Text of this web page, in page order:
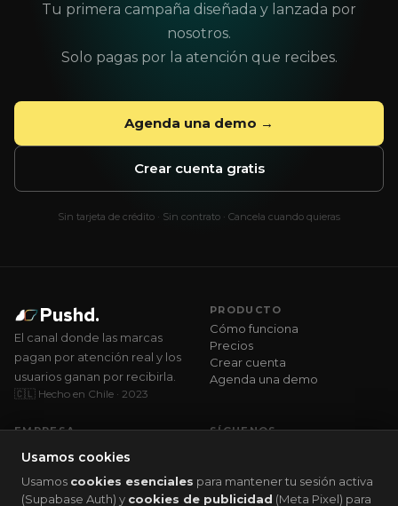
Usamos cookies
Usamos cookies esenciales para mantener tu sesión activa
(Supabase Auth) y cookies de publicidad (Meta Pixel) para
Tu primera campaña diseñada y lanzada por
nosotros.
Solo pagas por la atención que recibes.
Agenda una demo →
Crear cuenta gratis
Sin tarjeta de crédito · Sin contrato · Cancela cuando quieras
Pushd.
El canal donde las marcas
pagan por atención real y los
usuarios ganan por recibirla.
🇨🇱 Hecho en Chile · 2023
PRODUCTO
Cómo funciona
Precios
Crear cuenta
Agenda una demo
EMPRESA
Quiénes somos
Casos de éxito
WhatsApp
SÍGUENOS
TikTok